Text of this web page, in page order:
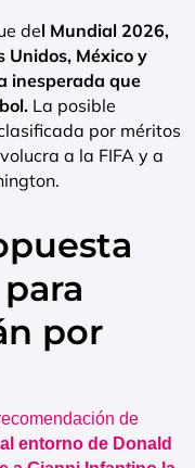
del Mundial 2026,
Unidos, México y
inesperada que
La posible
por méritos
a la FIFA y a
por
de
entorno de Donald